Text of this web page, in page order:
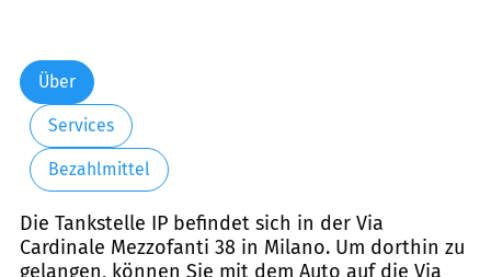
Über
Services
Bezahlmittel
Die Tankstelle IP befindet sich in der Via
Cardinale Mezzofanti 38 in Milano. Um dorthin zu
gelangen, können Sie mit dem Auto auf die Via